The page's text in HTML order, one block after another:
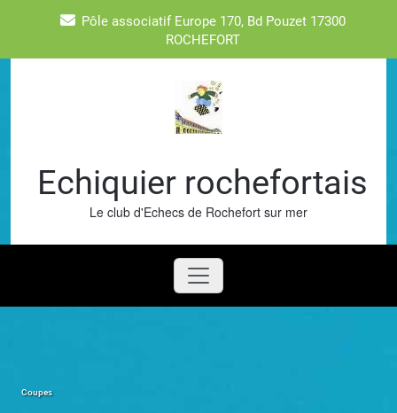
Pôle associatif Europe 170, Bd Pouzet 17300
ROCHEFORT
Echiquier rochefortais
Le club d'Echecs de Rochefort sur mer
Coupes